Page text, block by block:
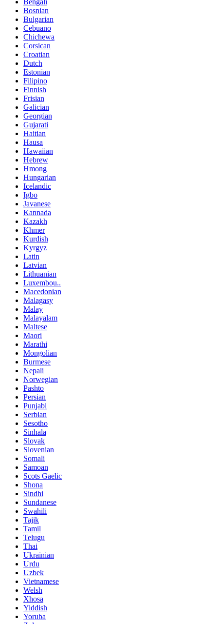
Bengali
Bosnian
Bulgarian
Cebuano
Chichewa
Corsican
Croatian
Dutch
Estonian
Filipino
Finnish
Frisian
Galician
Georgian
Gujarati
Haitian
Hausa
Hawaiian
Hebrew
Hmong
Hungarian
Icelandic
Igbo
Javanese
Kannada
Kazakh
Khmer
Kurdish
Kyrgyz
Latin
Latvian
Lithuanian
Luxembou..
Macedonian
Malagasy
Malay
Malayalam
Maltese
Maori
Marathi
Mongolian
Burmese
Nepali
Norwegian
Pashto
Persian
Punjabi
Serbian
Sesotho
Sinhala
Slovak
Slovenian
Somali
Samoan
Scots Gaelic
Shona
Sindhi
Sundanese
Swahili
Tajik
Tamil
Telugu
Thai
Ukrainian
Urdu
Uzbek
Vietnamese
Welsh
Xhosa
Yiddish
Yoruba